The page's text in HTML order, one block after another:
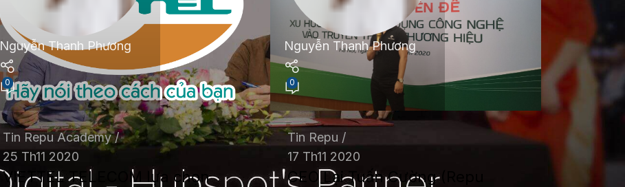
Nguyễn Thanh Phương
0
Tin Repu Academy
25 Th11 2020
VIETTEL TELECOM lựa chọn
Nguyễn Thanh Phương
0
Tin Repu
17 Th11 2020
CEO Lại Tuấn Cường (Repu